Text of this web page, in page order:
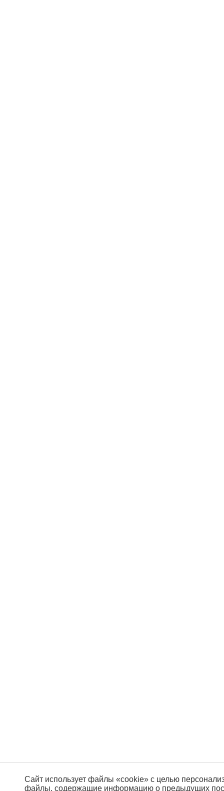
Сайт использует файлы «cookie» с целью
файлы, содержащие информацию о предыдущих